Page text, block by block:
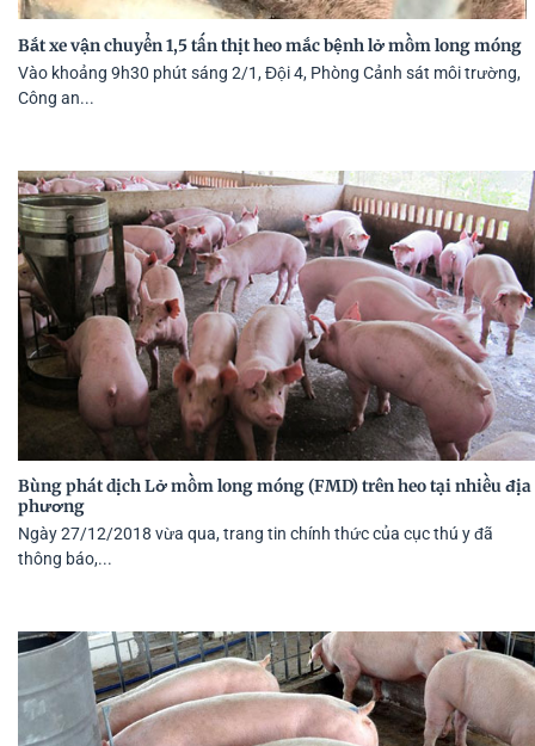
Bắt xe vận chuyển 1,5 tấn thịt heo mắc bệnh lở mồm long móng
Vào khoảng 9h30 phút sáng 2/1, Đội 4, Phòng Cảnh sát môi trường,
Công an...
Bùng phát dịch Lở mồm long móng (FMD) trên heo tại nhiều địa
phương
Ngày 27/12/2018 vừa qua, trang tin chính thức của cục thú y đã
thông báo,...